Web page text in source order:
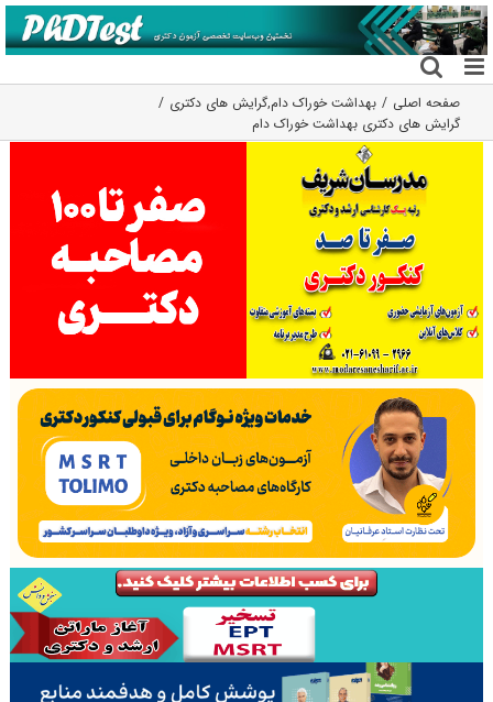
رفتن
به
محتوا
صفحه اصلی بهداشت خوراک دام,گرایش های دکتری
گرایش های دکتری ﺑﻬﺪاﺷﺖ ﺧﻮراک دام